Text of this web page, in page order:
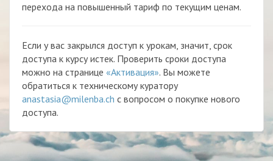
перехода на повышенный тариф по текущим ценам.
Если у вас закрылся доступ к урокам, значит, срок
доступа к курсу истек. Проверить сроки доступа
можно на странице «Активация». Вы можете
обратиться к техническому куратору
anastasia@milenba.ch с вопросом о покупке нового
доступа.